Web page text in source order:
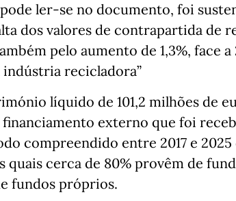
ler-se no documento, foi
dos valores de contrapartida de
pelo aumento de 1,3%, face a
indústria recicladora”
líquido de 101,2 milhões de
externo que foi
compreendido entre 2017 e 2025
quais cerca de 80% provêm de
fundos próprios.